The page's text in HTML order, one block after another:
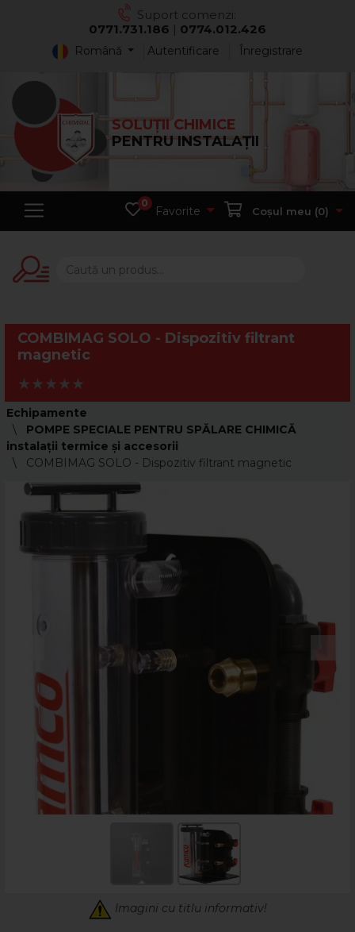
Suport comenzi:
0771.731.186 | 0774.012.426
Română Autentificare Înregistrare
SOLUȚII CHIMICE
PENTRU INSTALAȚII
0
Favorite Coșul meu (0)
COMBIMAG SOLO - Dispozitiv filtrant
magnetic
Echipamente
POMPE SPECIALE PENTRU SPĂLARE CHIMICĂ
instalaţii termice şi accesorii
COMBIMAG SOLO - Dispozitiv filtrant magnetic
Imagini cu titlu informativ!